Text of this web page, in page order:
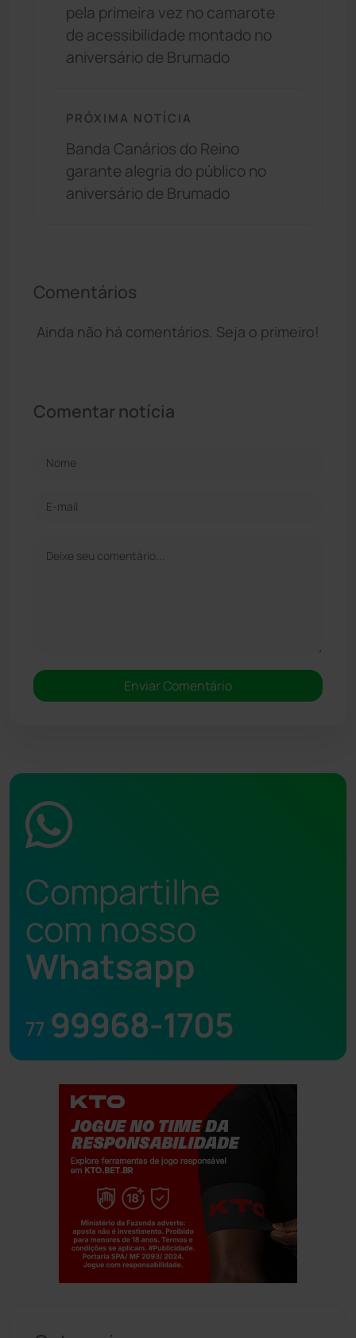
pela primeira vez no camarote
de acessibilidade montado no
aniversário de Brumado
PRÓXIMA NOTÍCIA
Banda Canários do Reino
garante alegria do público no
aniversário de Brumado
Comentários
Ainda não há comentários. Seja o primeiro!
Comentar notícia
Compartilhe
com nosso
Whatsapp
77 99968-1705